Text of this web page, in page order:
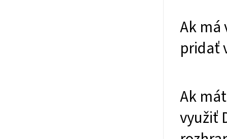
Ak má
pridať
Ak
využiť